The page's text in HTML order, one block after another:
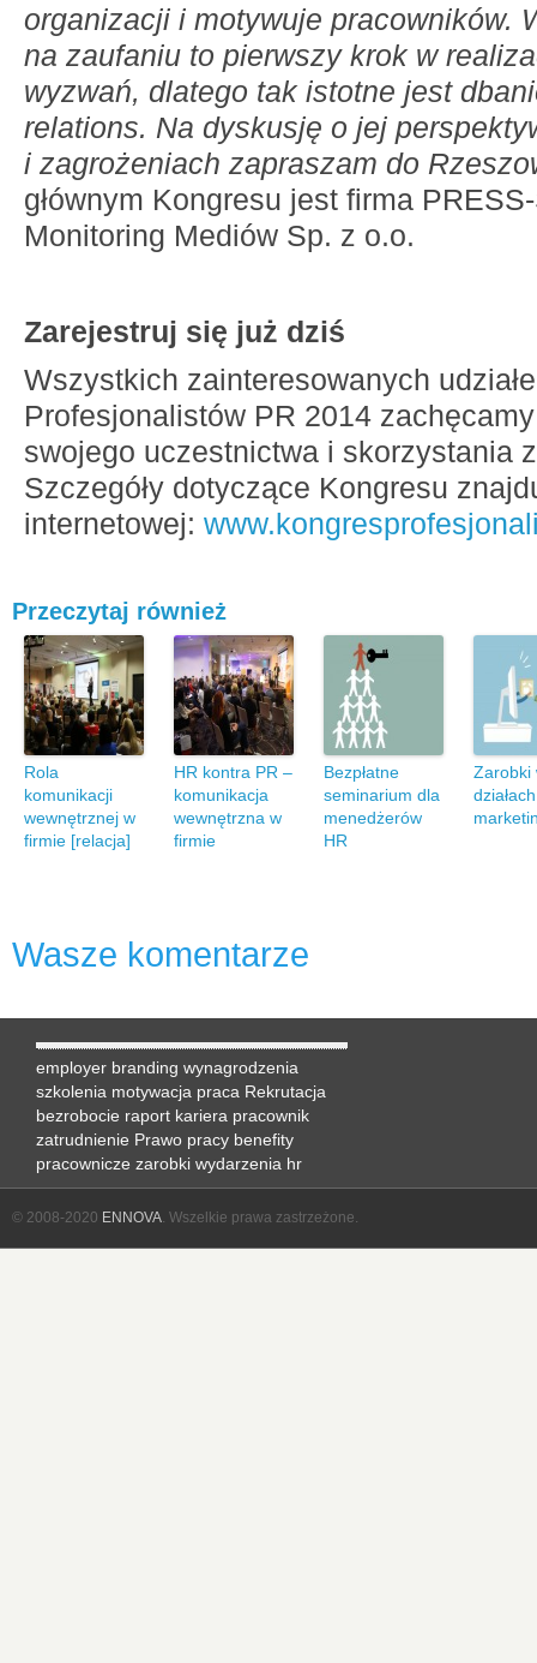
organizacji i motywuje pracowników.
na zaufaniu to pierwszy krok w
wyzwań, dlatego tak istotne jest
relations. Na dyskusję o jej
i zagrożeniach zapraszam do
głównym Kongresu jest firma
Monitoring Mediów Sp. z o.o.
Zarejestruj się już dziś
Wszystkich zainteresowanych
Profesjonalistów PR 2014
swojego uczestnictwa i skorzystania
Szczegóły dotyczące Kongresu
internetowej:
Przeczytaj również
Rola
komunikacji
wewnętrznej w
firmie [relacja]
HR kontra PR –
komunikacja
wewnętrzna w
firmie
Bezpłatne
seminarium dla
menedżerów
HR
Zarobki
Wasze komentarze
employer branding wynagrodzenia
szkolenia motywacja praca Rekrutacja
bezrobocie raport kariera pracownik
zatrudnienie Prawo pracy benefity
pracownicze zarobki wydarzenia hr
© 2008-2020 ENNOVA. Wszelkie prawa zastrzeżone.